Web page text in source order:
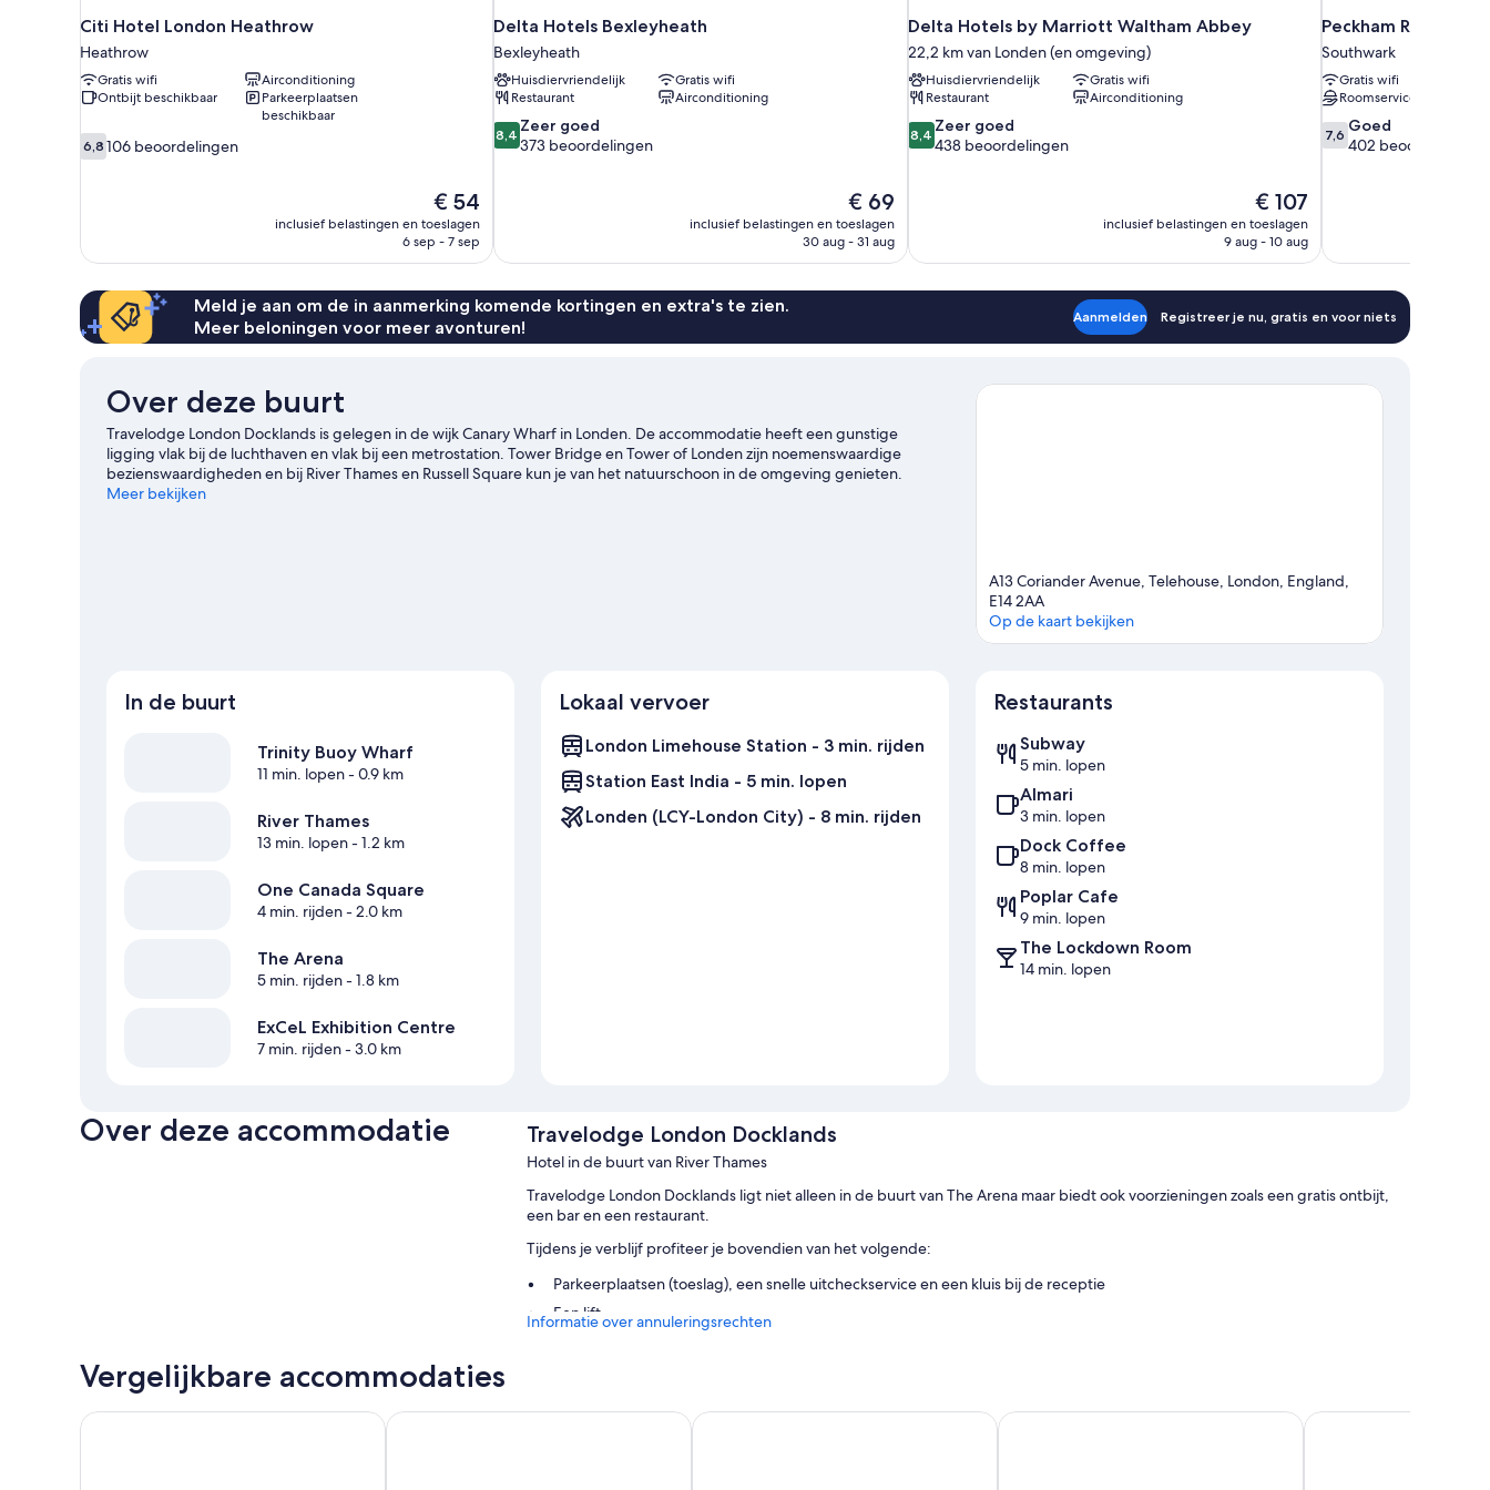
Citi Hotel London Heathrow
Heathrow
Gratis wifi
Airconditioning
Ontbijt beschikbaar
Parkeerplaatsen
beschikbaar
6.8
van
6,8 106 beoordelingen
De
prijs
is
€ 54
inclusief belastingen en toeslagen
6 sep - 7 sep
Delta Hotels Bexleyheath
Bexleyheath
Huisdiervriendelijk
Gratis wifi
Restaurant
Airconditioning
8.4
van
8,4 Zeer goed
373 beoordelingen
De
prijs
is
€ 69
inclusief belastingen en toeslagen
30 aug - 31 aug
Delta Hotels by Marriott Waltham Abbey
22,2 km van Londen (en omgeving)
Huisdiervriendelijk
Gratis wifi
Restaurant
Airconditioning
8.4
van
8,4Zeer goed
438 beoordelingen
De
prijs
is
€ 107
inclusief belastingen en toeslagen
9 aug - 10 aug
Peckham Room
Southwark
Gratis wifi
Roomservice
7.6
van
7,6 Goed
402 beoordelingen
Meld je aan om de in aanmerking komende kortingen en extra's te zien.
Meer beloningen voor meer avonturen!
Aanmelden Registreer je nu, gratis en voor niets
Over deze buurt
Travelodge London Docklands is gelegen in de wijk Canary Wharf in Londen. De accommodatie heeft een gunstige
ligging vlak bij de luchthaven en vlak bij een metrostation. Tower Bridge en Tower of Londen zijn noemenswaardige
bezienswaardigheden en bij River Thames en Russell Square kun je van het natuurschoon in de omgeving genieten.
London Eye en Natural History Museum mag je zeker niet overslaan.
Meer bekijken
A13 Coriander Avenue, Telehouse, London, England,
E14 2AA
Op de kaart bekijken
In de buurt
Trinity Buoy Wharf
11 min. lopen- 0.9 km
River Thames
13 min. lopen- 1.2 km
One Canada Square
4 min. rijden- 2.0 km
The Arena
5 min. rijden- 1.8 km
ExCeL Exhibition Centre
7 min. rijden- 3.0 km
Lokaal vervoer
London Limehouse Station - 3 min. rijden
Station East India - 5 min. lopen
Londen (LCY-London City) - 8 min. rijden
Restaurants
Subway
5 min. lopen
Almari
3 min. lopen
Dock Coffee
8 min. lopen
Poplar Cafe
9 min. lopen
The Lockdown Room
14 min. lopen
Over deze accommodatie Travelodge London Docklands
Hotel in de buurt van River Thames
Travelodge London Docklands ligt niet alleen in de buurt van The Arena maar biedt ook voorzieningen zoals een gratis ontbijt,
een bar en een restaurant.
Tijdens je verblijf profiteer je bovendien van het volgende:
Parkeerplaatsen (toeslag), een snelle uitcheckservice en een kluis bij de receptie
Een lift
Televisies met kabelzenders
Informatie over annuleringsrechten
Vergelijkbare accommodaties
Premier Inn London Greenwich ibis London Excel Docklands Premier Inn London Docklands - ExcelHoliday Inn Express London - ExCeL by IHGHoliday Inn Express